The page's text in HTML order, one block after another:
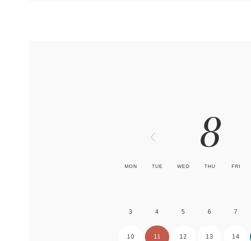
8
MON TUE WED THU FRI
3 4 5 6 7
10 11 12 13 14